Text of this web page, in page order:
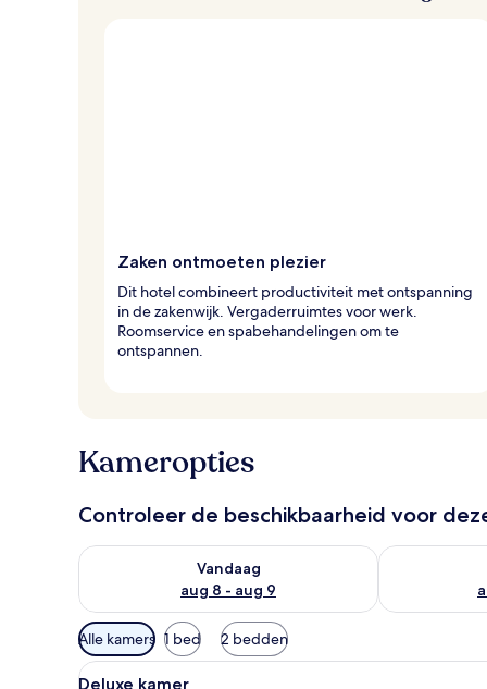
Zaken ontmoeten plezier
Dit hotel combineert productiviteit met ontspanning
in de zakenwijk. Vergaderruimtes voor werk.
Roomservice en spabehandelingen om te
ontspannen.
Kameropties
Controleer de beschikbaarheid voor
Vandaag
aug 8 - aug 9
De beschikbaarheid controleren voor vanavond aug
De
Beschikbare
filters
voor
Alle kamers 1 bed 2 bedden
Alle
Luxe beddengoed, pillowtop-
9
Deluxe kamer